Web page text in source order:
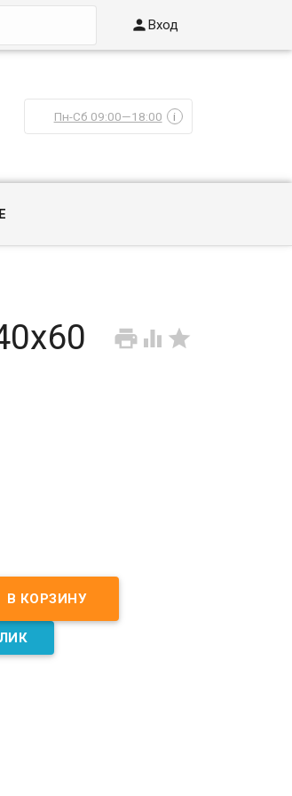
Вход
Пн-Сб 09:00—18:00 i
  